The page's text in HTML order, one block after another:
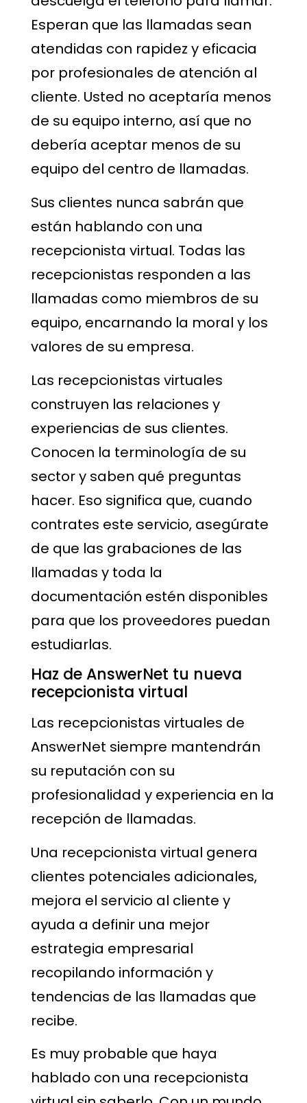
Esperan que las llamadas sean
atendidas con rapidez y eficacia
por profesionales de atención al
cliente. Usted no aceptaría menos
de su equipo interno, así que no
debería aceptar menos de su
equipo del centro de llamadas.
Sus clientes nunca sabrán que
están hablando con una
recepcionista virtual. Todas las
recepcionistas responden a las
llamadas como miembros de su
equipo, encarnando la moral y los
valores de su empresa.
Las recepcionistas virtuales
construyen las relaciones y
experiencias de sus clientes.
Conocen la terminología de su
sector y saben qué preguntas
hacer. Eso significa que, cuando
contrates este servicio, asegúrate
de que las grabaciones de las
llamadas y toda la
documentación estén disponibles
para que los proveedores puedan
estudiarlas.
Haz de AnswerNet tu nueva
recepcionista virtual
Las recepcionistas virtuales de
AnswerNet siempre mantendrán
su reputación con su
profesionalidad y experiencia en la
recepción de llamadas.
Una recepcionista virtual genera
clientes potenciales adicionales,
mejora el servicio al cliente y
ayuda a definir una mejor
estrategia empresarial
recopilando información y
tendencias de las llamadas que
recibe.
Es muy probable que haya
hablado con una recepcionista